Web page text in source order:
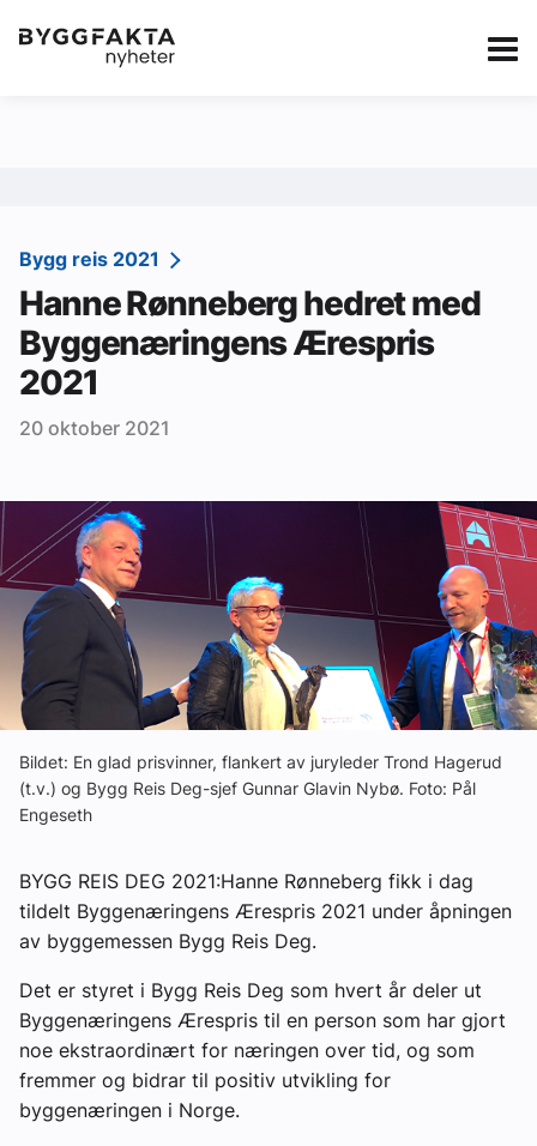
Kategorier Jobbmarkedet Annonsere i
Redaksjonen
Om Byggfakta
Annonsere
Tips oss
Ledige stillinger
eBlad
Aktivitetskalender
Bransjekommentar
Aktuelle prosjekter
Bygg reis 2021
Hanne Rønneberg hedret med
Byggenæringens Ærespris
2021
20 oktober 2021
Bildet: En glad prisvinner, flankert av juryleder Trond Hagerud
(t.v.) og Bygg Reis Deg-sjef Gunnar Glavin Nybø. Foto: Pål
Engeseth
BYGG REIS DEG 2021:Hanne Rønneberg fikk i dag
tildelt Byggenæringens Ærespris 2021 under åpningen
av byggemessen Bygg Reis Deg.
Det er styret i Bygg Reis Deg som hvert år deler ut
Byggenæringens Ærespris til en person som har gjort
noe ekstraordinært for næringen over tid, og som
fremmer og bidrar til positiv utvikling for
byggenæringen i Norge.